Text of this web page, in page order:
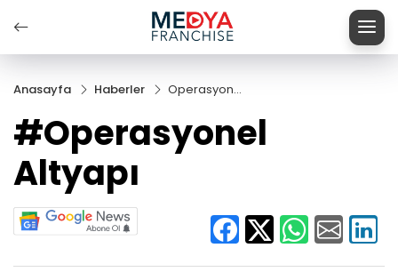
Anasayfa Haberler
Operasyonel
#Operasyonel
Altyapı